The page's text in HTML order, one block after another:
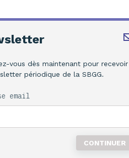
vous dès maintenant pour recevoir
périodique de la SBGG.
email